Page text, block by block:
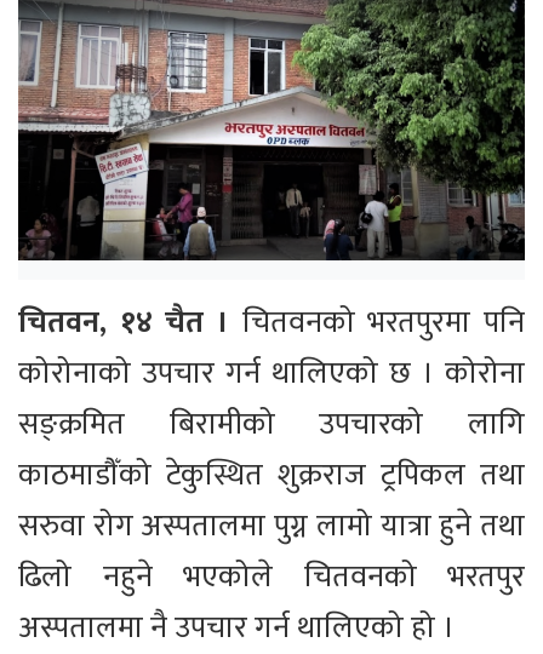
चितवन, १४ चैत । चितवनको भरतपुरमा पनि
कोरोनाको उपचार गर्न थालिएको छ । कोरोना
सङ्क्रमित बिरामीको उपचारको लागि
काठमाडौँको टेकुस्थित शुक्रराज ट्रपिकल तथा
सरुवा रोग अस्पतालमा पुग्न लामो यात्रा हुने तथा
ढिलो नहुने भएकोले चितवनको भरतपुर
अस्पतालमा नै उपचार गर्न थालिएको हो ।